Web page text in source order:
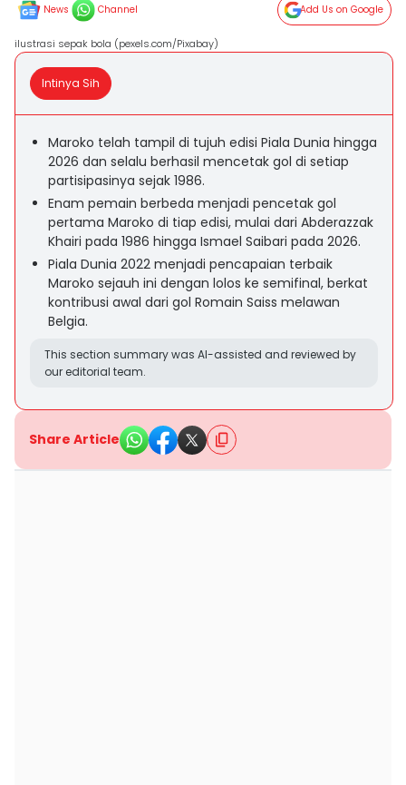
News Channel Add Us on Google
ilustrasi sepak bola (pexels.com/Pixabay)
Intinya Sih
Maroko telah tampil di tujuh edisi Piala Dunia hingga
2026 dan selalu berhasil mencetak gol di setiap
partisipasinya sejak 1986.
Enam pemain berbeda menjadi pencetak gol
pertama Maroko di tiap edisi, mulai dari Abderazzak
Khairi pada 1986 hingga Ismael Saibari pada 2026.
Piala Dunia 2022 menjadi pencapaian terbaik
Maroko sejauh ini dengan lolos ke semifinal, berkat
kontribusi awal dari gol Romain Saiss melawan
Belgia.
This section summary was AI-assisted and reviewed by
our editorial team.
Share Article